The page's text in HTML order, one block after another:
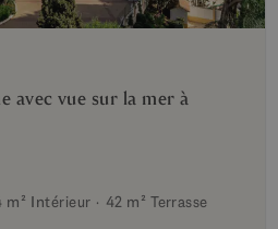
avec vue sur la mer à
m² Intérieur 42 m² Terrasse